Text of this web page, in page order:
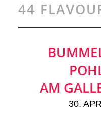
RUBRIKEN
KIEK MA!
44
AM
30.